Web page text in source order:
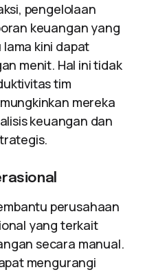
pengelolaan
keuangan yang
kini dapat
menit. Hal ini tidak
tim
mereka
keuangan dan
perusahaan
yang terkait
secara manual.
mengurangi